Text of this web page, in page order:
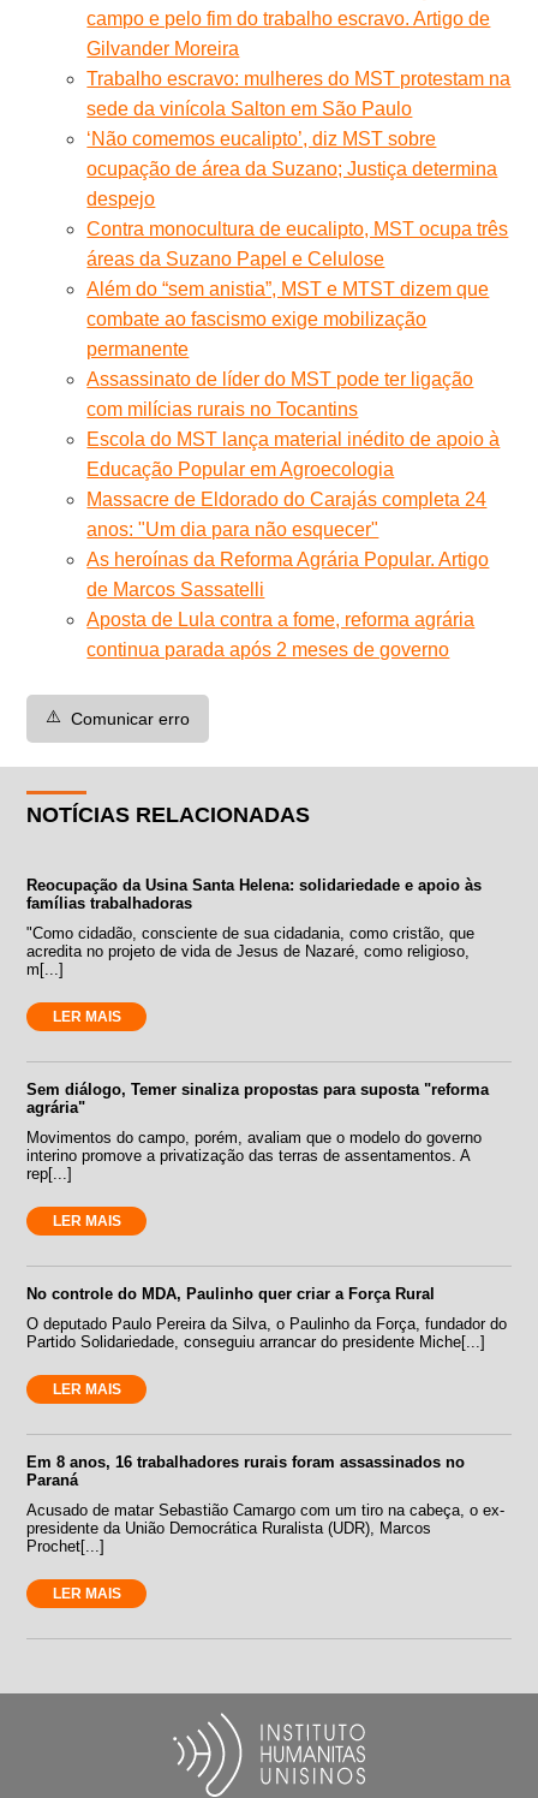
campo e pelo fim do trabalho escravo. Artigo de
Gilvander Moreira
Trabalho escravo: mulheres do MST protestam na
sede da vinícola Salton em São Paulo
‘Não comemos eucalipto’, diz MST sobre
ocupação de área da Suzano; Justiça determina
despejo
Contra monocultura de eucalipto, MST ocupa três
áreas da Suzano Papel e Celulose
Além do “sem anistia”, MST e MTST dizem que
combate ao fascismo exige mobilização
permanente
Assassinato de líder do MST pode ter ligação
com milícias rurais no Tocantins
Escola do MST lança material inédito de apoio à
Educação Popular em Agroecologia
Massacre de Eldorado do Carajás completa 24
anos: "Um dia para não esquecer"
As heroínas da Reforma Agrária Popular. Artigo
de Marcos Sassatelli
Aposta de Lula contra a fome, reforma agrária
continua parada após 2 meses de governo
⚠️ Comunicar erro
NOTÍCIAS RELACIONADAS
Reocupação da Usina Santa Helena: solidariedade e apoio às
famílias trabalhadoras
"Como cidadão, consciente de sua cidadania, como cristão, que
acredita no projeto de vida de Jesus de Nazaré, como religioso,
m[...]
LER MAIS
Sem diálogo, Temer sinaliza propostas para suposta "reforma
agrária"
Movimentos do campo, porém, avaliam que o modelo do governo
interino promove a privatização das terras de assentamentos. A
rep[...]
LER MAIS
No controle do MDA, Paulinho quer criar a Força Rural
O deputado Paulo Pereira da Silva, o Paulinho da Força, fundador do
Partido Solidariedade, conseguiu arrancar do presidente Miche[...]
LER MAIS
Em 8 anos, 16 trabalhadores rurais foram assassinados no
Paraná
Acusado de matar Sebastião Camargo com um tiro na cabeça, o ex-
presidente da União Democrática Ruralista (UDR), Marcos
Prochet[...]
LER MAIS